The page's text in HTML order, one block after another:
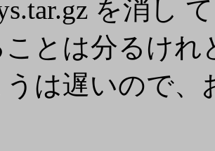
を消し
とは分るけれ
うは遅いので、